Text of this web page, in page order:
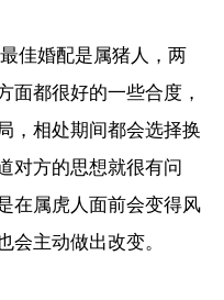
佳婚配是属猪人，两
面都很好的一些合度，
，相处期间都会选择换
对方的思想就很有问
在属虎人面前会变得风
会主动做出改变。